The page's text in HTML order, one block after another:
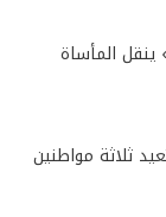
المأساة
ثلاثة مواطنين